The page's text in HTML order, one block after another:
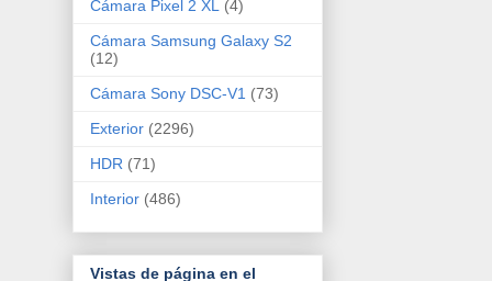
Cámara Pixel 2 XL
(4)
Cámara Samsung Galaxy S2
(12)
Cámara Sony DSC-V1 (73)
Exterior (2296)
HDR (71)
Interior (486)
Vistas de página en el